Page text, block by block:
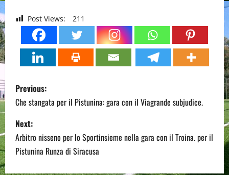
Post Views: 211
P
o
s
t
n
Previous:
Che stangata per il Pistunina: gara con il Viagrande subjudice.
Next:
Arbitro nisseno per lo Sportinsieme nella gara con il Troina. per il
Pistunina Runza di Siracusa